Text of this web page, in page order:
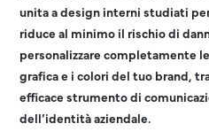
unita a design interni studiati
riduce al minimo il rischio di
personalizzare completamente
grafica e i colori del tuo brand,
efficace strumento di
dell’identità aziendale.